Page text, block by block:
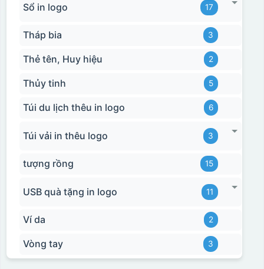
Hộp xi bình giữ nhiệt
Sổ in logo 17
Tháp bia 3
Thẻ tên, Huy hiệu 2
Thủy tinh 5
Túi du lịch thêu in logo 6
Túi vải in thêu logo 3
tượng rồng 15
USB quà tặng in logo 11
Ví da 2
Vòng tay 3